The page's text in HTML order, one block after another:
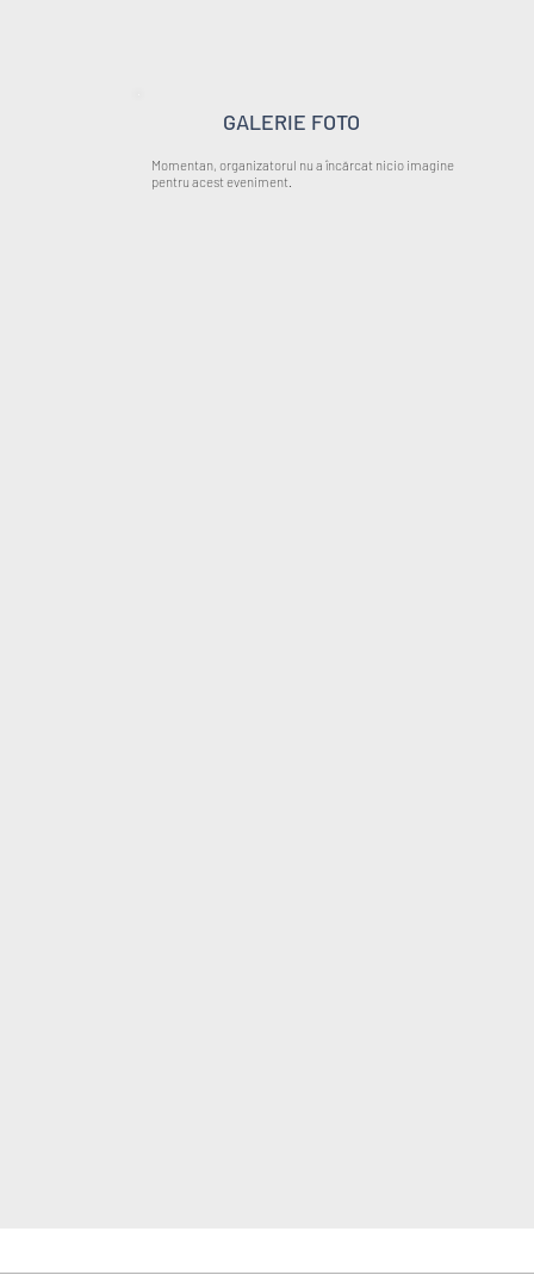
GALERIE FOTO
Momentan, organizatorul nu a încărcat nicio imagine
pentru acest eveniment.